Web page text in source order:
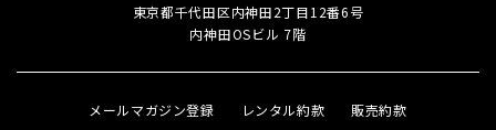
東京都千代田区内神田2丁目12番6号
内神田OSビル 7階
メールマガジン登録 レンタル約款 販売約款